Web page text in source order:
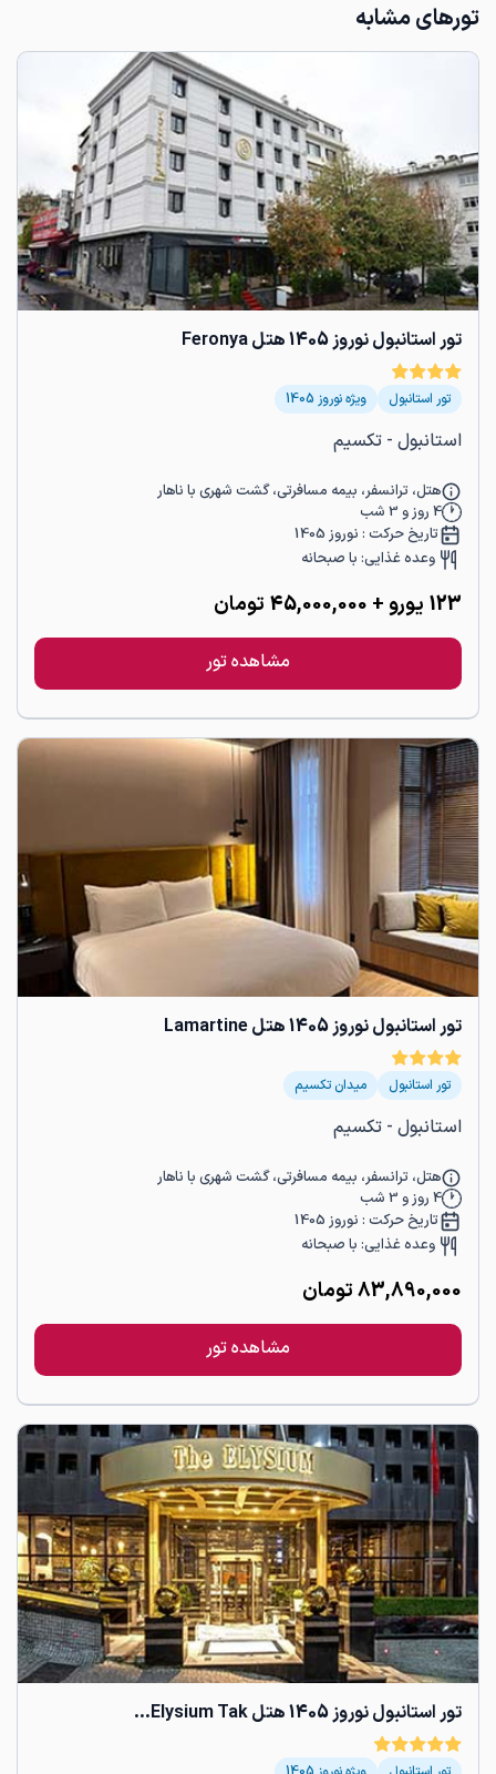
تورهای مشابه
تور استانبول نوروز 1405 هتل Feronya
تور استانبول ویژه نوروز 1405
استانبول - تکسیم
هتل، ترانسفر، بیمه مسافرتی، گشت شهری با ناهار
4 روز و 3 شب
تاریخ حرکت : نوروز 1405
وعده غذایی: با صبحانه
123 یورو + 45,000,000 تومان
مشاهده تور
تور استانبول نوروز 1405 هتل Lamartine
تور استانبول میدان تکسیم
استانبول - تکسیم
هتل، ترانسفر، بیمه مسافرتی، گشت شهری با ناهار
4 روز و 3 شب
تاریخ حرکت : نوروز 1405
وعده غذایی: با صبحانه
83,890,000تومان
مشاهده تور
تور استانبول نوروز 1405 هتل Elysium Tak...